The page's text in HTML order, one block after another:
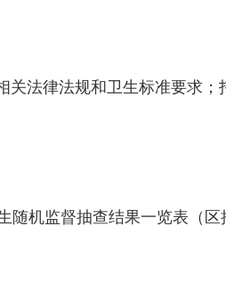
法律法规和卫生标准要求；
机监督抽查结果一览表（区
工程等2个项目征地
建工程项目征地补
绿地及地下车库一
2026-06-09 00:00:00